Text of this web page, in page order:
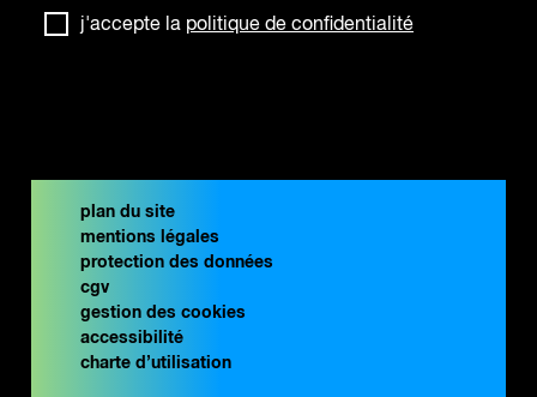
j'accepte la politique de confidentialité
plan du site
mentions légales
protection des données
cgv
gestion des cookies
accessibilité
charte d’utilisation